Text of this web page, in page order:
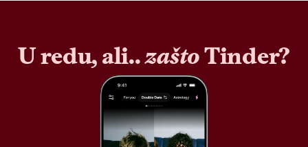
U redu, ali..zaštoTinder?